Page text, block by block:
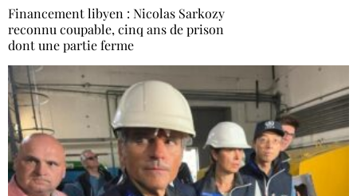
Financement libyen : Nicolas Sarkozy
reconnu coupable, cinq ans de prison
dont une partie ferme